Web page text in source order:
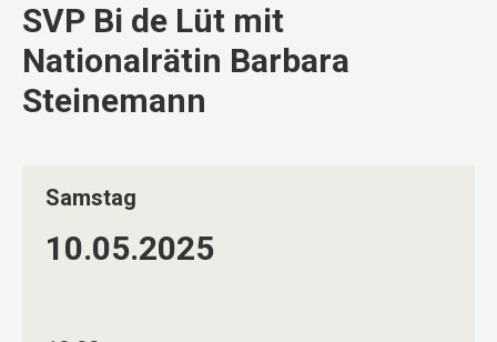
SVP Bi de Lüt mit
Nationalrätin Barbara
Steinemann
Samstag
10.05.2025